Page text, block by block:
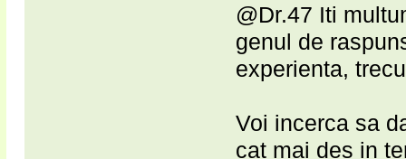
@Dr.47 Iti
genul de
experienta,
Voi incerca sa
cat mai des in